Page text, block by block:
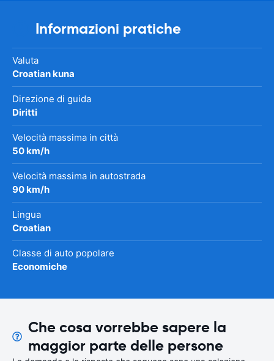
Informazioni pratiche
Valuta
Croatian kuna
Direzione di guida
Diritti
Velocità massima in città
50 km/h
Velocità massima in autostrada
90 km/h
Lingua
Croatian
Classe di auto popolare
Economiche
Che cosa vorrebbe sapere la
maggior parte delle persone